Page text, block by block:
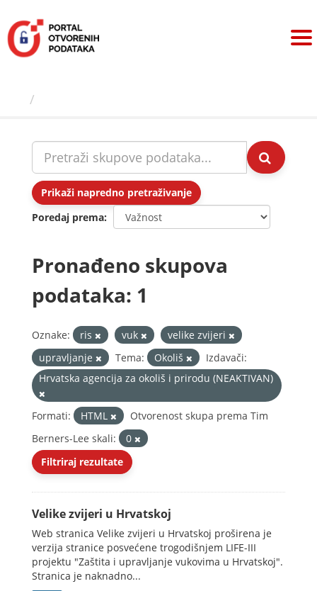
sadržaj
Prikaži napredno pretraživanje
Poredaj prema
Pronađeno skupova
podataka: 1
Oznake: ris vuk
velike zvijeri
upravljanje
Tema: Okoliš
Izdavači:
Hrvatska agencija za okoliš i prirodu (NEAKTIVAN)
Formati: HTML
Otvorenost skupa prema Tim
Berners-Lee skali:
0
Filtriraj rezultate
Velike zvijeri u Hrvatskoj
Web stranica Velike zvijeri u Hrvatskoj proširena je
verzija stranice posvećene trogodišnjem LIFE-III
projektu "Zaštita i upravljanje vukovima u Hrvatskoj".
Stranica je naknadno...